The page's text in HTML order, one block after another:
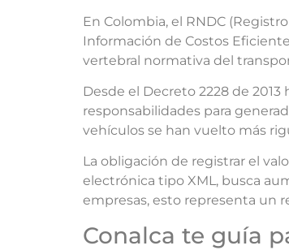
En Colombia, el RNDC
Información de Costos
vertebral normativa del
Desde el Decreto 2228 de
responsabilidades para
vehículos se han vuelto más
La obligación de registrar el
electrónica tipo XML, busca
empresas, esto representa un
Conalca te guía